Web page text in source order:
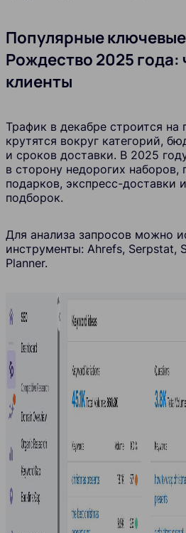
Популярные
Рождество 2025 года:
клиенты
Трафик в декабре строится на
крутятся вокруг категорий,
и сроков доставки. В 2025
в сторону недорогих наборов,
подарков, экспресс-доставки
подборок.
Для анализа запросов можно
инструменты: Ahrefs, Serpstat,
Planner.